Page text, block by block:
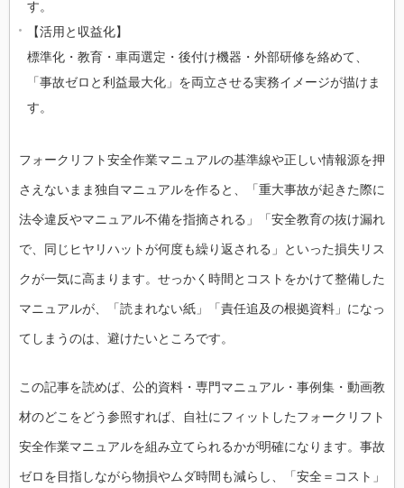
す。
【活用と収益化】
標準化・教育・車両選定・後付け機器・外部研修を絡めて、
「事故ゼロと利益最大化」を両立させる実務イメージが描けま
す。
フォークリフト安全作業マニュアルの基準線や正しい情報源を押
さえないまま独自マニュアルを作ると、「重大事故が起きた際に
法令違反やマニュアル不備を指摘される」「安全教育の抜け漏れ
で、同じヒヤリハットが何度も繰り返される」といった損失リス
クが一気に高まります。せっかく時間とコストをかけて整備した
マニュアルが、「読まれない紙」「責任追及の根拠資料」になっ
てしまうのは、避けたいところです。
この記事を読めば、公的資料・専門マニュアル・事例集・動画教
材のどこをどう参照すれば、自社にフィットしたフォークリフト
安全作業マニュアルを組み立てられるかが明確になります。事故
ゼロを目指しながら物損やムダ時間も減らし、「安全＝コスト」